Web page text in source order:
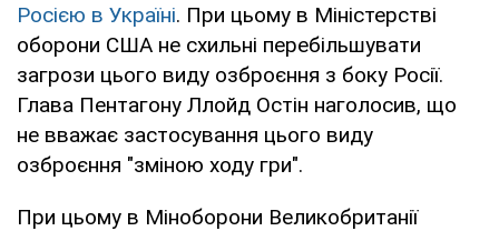
Росією в Україні. При цьому в Міністерстві
оборони США не схильні перебільшувати
загрози цього виду озброєння з боку Росії.
Глава Пентагону Ллойд Остін наголосив, що
не вважає застосування цього виду
озброєння "зміною ходу гри".
При цьому в Міноборони Великобританії